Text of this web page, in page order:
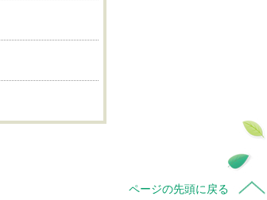
ページの先頭に戻る